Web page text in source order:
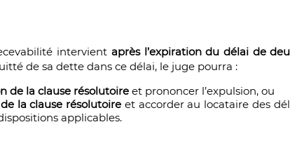
intervient après l’expiration du délai de
de sa dette dans ce délai, le juge pourra :
de la clause résolutoireet prononcer l’expulsion, ou
la clause résolutoire et accorder au locataire des
applicables.